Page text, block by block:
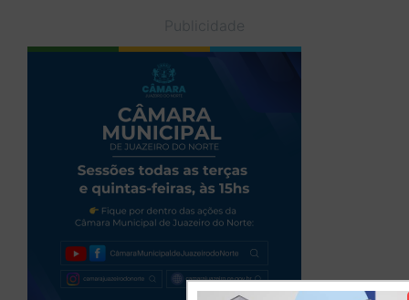
Publicidade